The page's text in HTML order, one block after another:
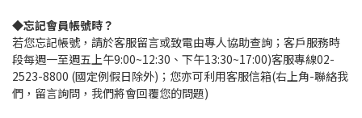
◆忘記會員帳號時？
若您忘記帳號，請於客服留言或致電由專人協助查詢；客戶服務時
段每週一至週五上午9:00~12:30、下午13:30~17:00)客服專線02-
2523-8800 (國定例假日除外)；您亦可利用客服信箱(右上角-聯絡我
們，留言詢問，我們將會回覆您的問題)